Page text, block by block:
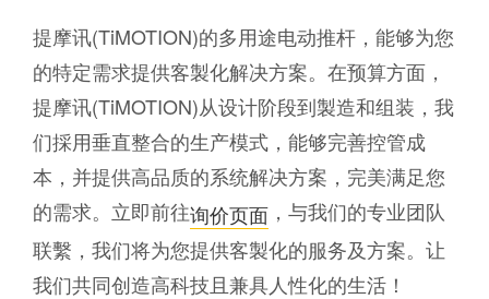
提摩讯(TiMOTION)的多用途电动推杆，能够为您
的特定需求提供客製化解决方案。在预算方面，
提摩讯(TiMOTION)从设计阶段到製造和组装，我
们採用垂直整合的生产模式，能够完善控管成
本，并提供高品质的系统解决方案，完美满足您
的需求。立即前往询价页面 ，与我们的专业团队
联繫，我们将为您提供客製化的服务及方案。让
我们共同创造高科技且兼具人性化的生活！